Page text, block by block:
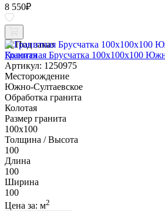
8 550₽
Под заказ
Гранитная Брусчатка 100х100x100
Артикул: 1250975
Месторождение
Южно-Султаевское
Обработка гранита
Колотая
Размер гранита
100х100
Толщина / Высота
100
Длина
100
Ширина
100
Цена за: м2